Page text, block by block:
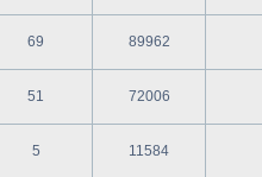
69 89962
51 72006
5 11584